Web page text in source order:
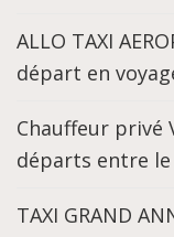
ALLO TAXI
départ en
Chauffeur privé
départs entre
TAXI GRAND